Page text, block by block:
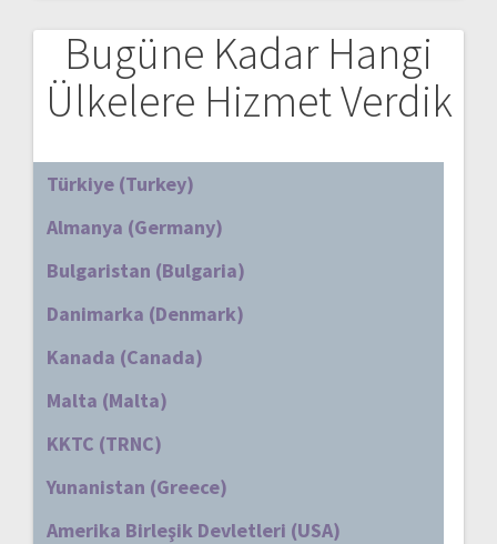
Bugüne Kadar Hangi
Ülkelere Hizmet Verdik
Türkiye (Turkey)
Almanya (Germany)
Bulgaristan (Bulgaria)
Danimarka (Denmark)
Kanada (Canada)
Malta (Malta)
KKTC (TRNC)
Yunanistan (Greece)
Amerika Birleşik Devletleri (USA)